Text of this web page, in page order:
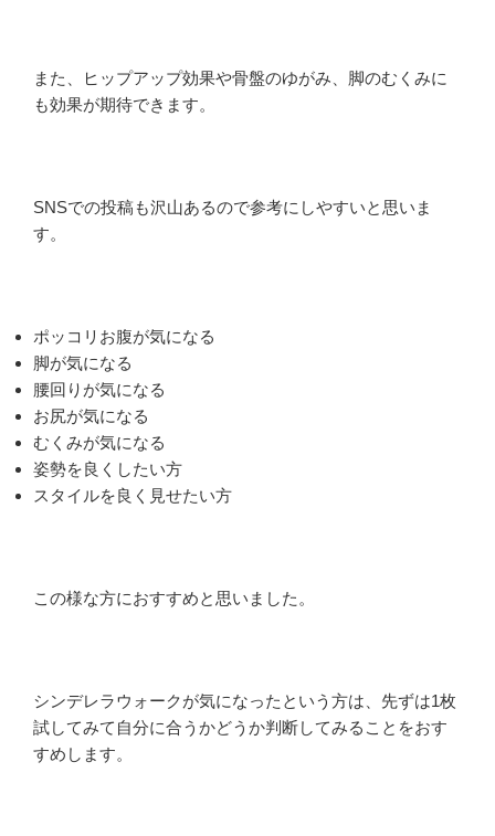
また、ヒップアップ効果や骨盤のゆがみ、脚のむくみに
も効果が期待できます。
SNSでの投稿も沢山あるので参考にしやすいと思いま
す。
ポッコリお腹が気になる
脚が気になる
腰回りが気になる
お尻が気になる
むくみが気になる
姿勢を良くしたい方
スタイルを良く見せたい方
この様な方におすすめと思いました。
シンデレラウォークが気になったという方は、先ずは1枚
試してみて自分に合うかどうか判断してみることをおす
すめします。